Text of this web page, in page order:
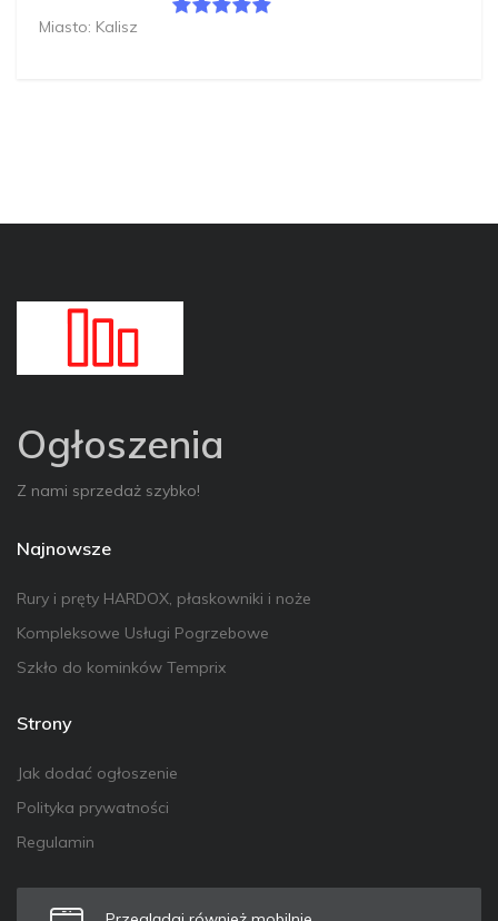
Miasto: Kalisz
Ogłoszenia
Z nami sprzedaż szybko!
Najnowsze
Rury i pręty HARDOX, płaskowniki i noże
Kompleksowe Usługi Pogrzebowe
Szkło do kominków Temprix
Strony
Jak dodać ogłoszenie
Polityka prywatności
Regulamin